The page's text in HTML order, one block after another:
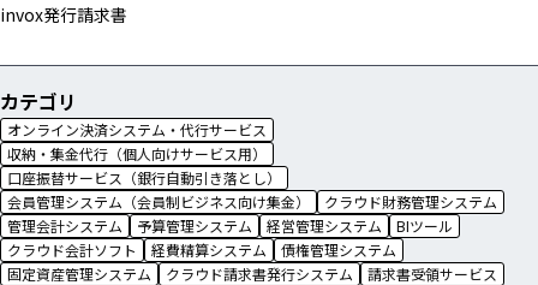
invox発行請求書
カテゴリ
オンライン決済システム・代行サービス
収納・集金代行（個人向けサービス用）
口座振替サービス（銀行自動引き落とし）
会員管理システム（会員制ビジネス向け集金）
クラウド財務管理システム
管理会計システム
予算管理システム 経営管理システム
BIツール
クラウド会計ソフト
経費精算システム
債権管理システム
固定資産管理システム
クラウド請求書発行システム
請求書受領サービス